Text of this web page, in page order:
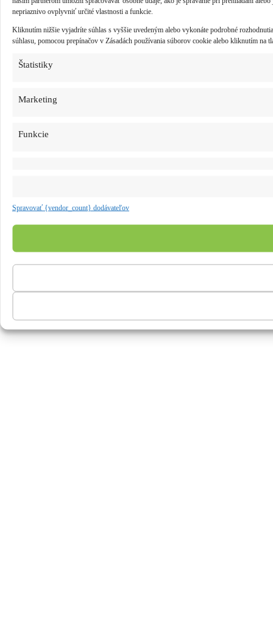
nepriaznivo ovplyvniť určité vlastnosti a funkcie.
Kliknutím nižšie vyjadríte súhlas s vyššie uvedeným alebo vykonáte podrobné
súhlasu, pomocou prepínačov v Zásadách používania súborov cookie alebo kliknutím na
Štatistiky
Marketing
Funkcie
Spravovať {vendor_count} dodávateľov